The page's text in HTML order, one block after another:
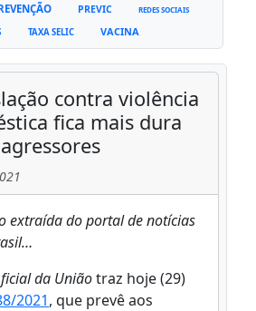
PREVIC REDES SOCIAIS
TAXA SELIC VACINA
contra violência
fica mais dura
extraída do portal de notícias
da Uniãotraz hoje (29)
2021, que prevê aos